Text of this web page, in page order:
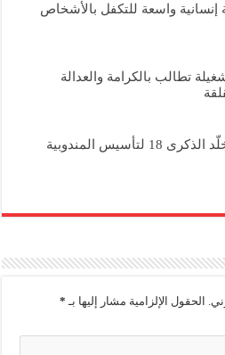
واسعة للتكفل بالأشخاص
تطالب بالكرامة والعدالة
السجن المحلي العرائش 2 يخلّد الذكرى 18 لتأسيس المندوبية
الحقول الإلزامية مشار إليها بـ *